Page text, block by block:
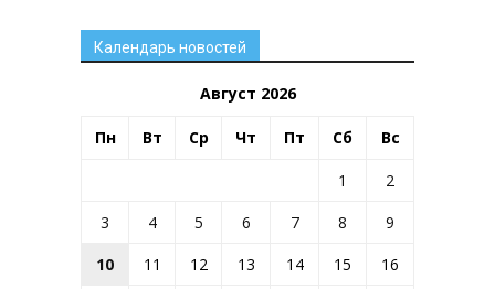
Календарь новостей
Август 2026
Пн Вт Ср Чт Пт Сб Вс
1
2
3
4 5 6 7 8
9
10
11 12 13 14 15
16